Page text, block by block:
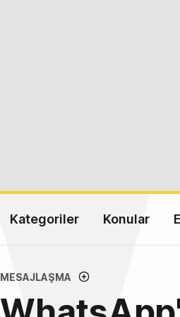
Kategoriler Konular
MESAJLAŞMA